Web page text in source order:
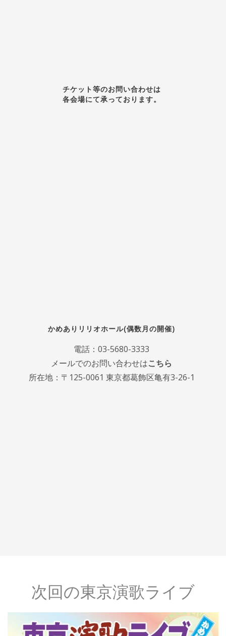
チケット等のお問い合わせは
各会場にて承っております。
かめありリリオホール(偶数月の開催)
電話：03-5680-3333
メールでのお問い合わせはこちら
所在地：〒125-0061 東京都葛飾区亀有3-26-1
次回の東京演歌ライブ